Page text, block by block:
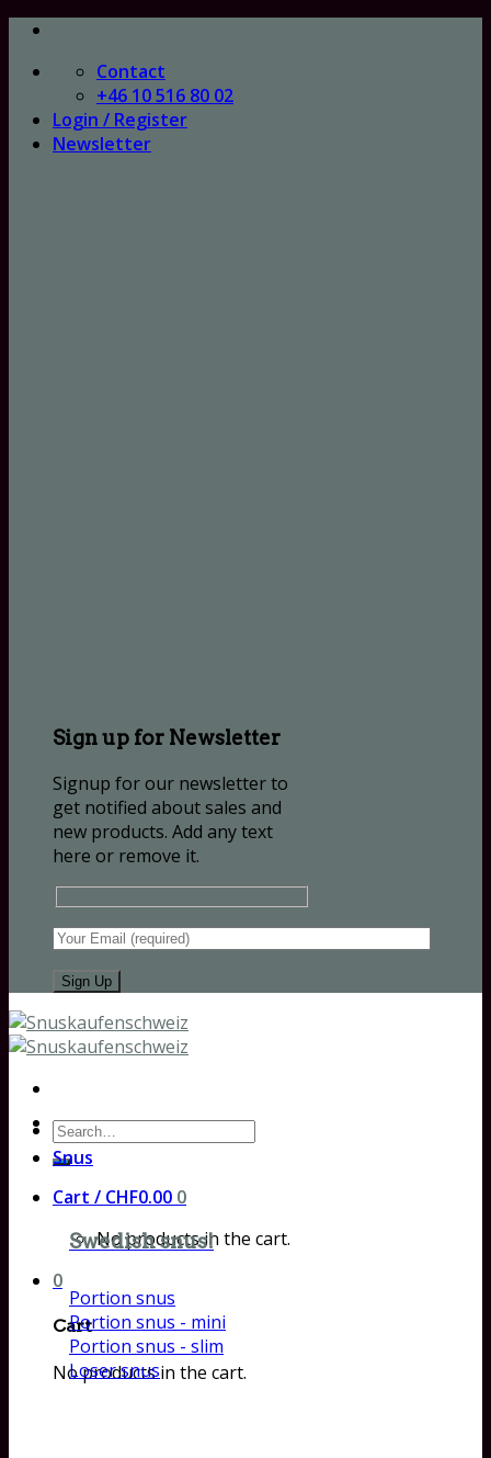
Skip
content
Contact
+46 10 516 80 02
Login / Register
Newsletter
Sign up for Newsletter
Signup for our newsletter to
get notified about sales and
new products. Add any text
here or remove it.
Search
for:
Cart / CHF0.00 0
No products in the cart.
0
Cart
No products in the cart.
Snus
Swedish snus!
Portion snus
Portion snus - mini
Portion snus - slim
Loser snus